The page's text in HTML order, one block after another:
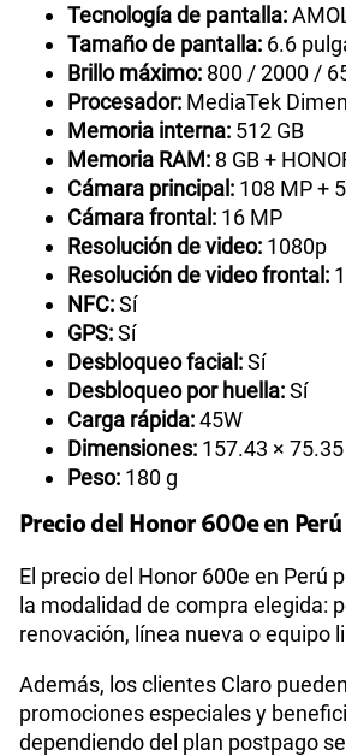
Tecnología de pantalla:
Tamaño de pantalla: 6.6
Brillo máximo: 800 / 2000 /
Procesador: MediaTek
Memoria interna: 512 GB
Memoria RAM: 8 GB +
Cámara principal: 108 MP +
Cámara frontal: 16 MP
Resolución de video: 1080p
Resolución de video frontal:
NFC:Sí
GPS:Sí
Desbloqueo facial:Sí
Desbloqueo por huella:Sí
Carga rápida:45W
Dimensiones: 157.43 ×
Peso: 180 g
Precio del Honor 600e en Perú
El precio del Honor 600e en Perú
la modalidad de compra elegida:
renovación, línea nueva o equipo
Además, los clientes Claro
promociones especiales y
dependiendo del plan postpago